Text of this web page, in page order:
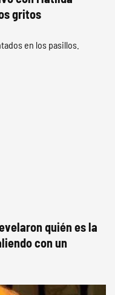
gritos
quién es la
con un